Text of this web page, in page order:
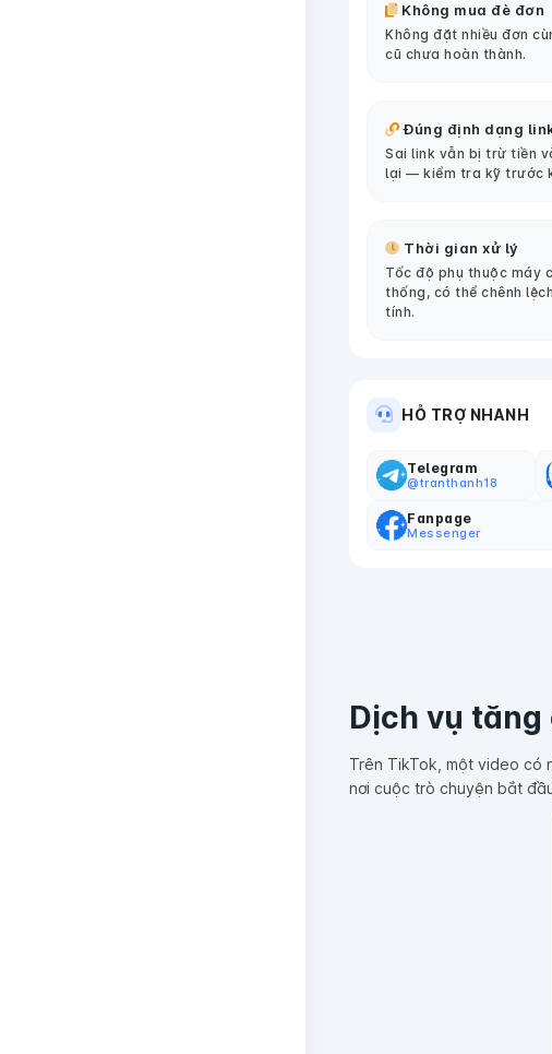
Không mua đè đơn
Không đặt nhiều đơn
cũ chưa hoàn thành.
Đúng định dạng
Sai link vẫn bị trừ tiền
lại — kiểm tra kỹ trước
Thời gian xử lý
Tốc độ phụ thuộc máy
thống, có thể chênh
tính.
HỖ TRỢ NHANH
Telegram
@tranthanh18
Fanpage
Messenger
Dịch vụ
Trên TikTok, một video có
nơi cuộc trò chuyện bắt